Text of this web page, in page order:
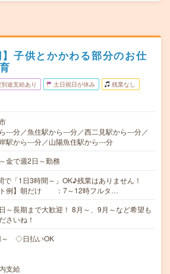
】子供とかかわる部分のお仕
途支給あり 土日祝日が休み 残業なし
---分／魚住駅から---分／西二見駅から---分／
駅から---分／山陽魚住駅から---分
金で週2日～勤務
で「1日3時間～」OK♪残業はありません！
ト例】朝だけ ：7～12時フルタ…
～長期まで大歓迎！ 8月～、9月～など希望も
さいね！
～ ◇日払いOK
支給